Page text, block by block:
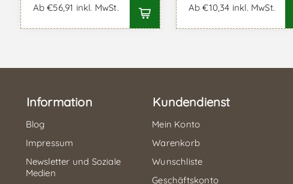
Ab €56,91 inkl. MwSt. Ab €10,34 inkl. MwSt.
Information
Blog
Impressum
Newsletter und Soziale
Medien
Kundendienst
Mein Konto
Warenkorb
Wunschliste
Geschäftskonto